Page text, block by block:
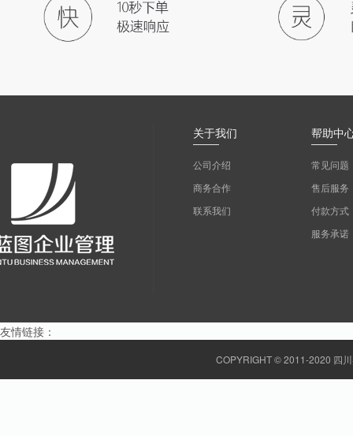
关于我们
公司介绍
商务合作
联系我们
帮助中
常见问题
售后服务
付款方式
服务承诺
友情链接：
COPYRIGHT © 2011-2020 四